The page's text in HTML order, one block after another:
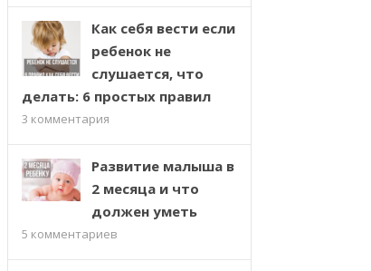
Как себя вести если
ребенок не
слушается, что
делать: 6 простых правил
3 комментария
Развитие малыша в
2 месяца и что
должен уметь
5 комментариев